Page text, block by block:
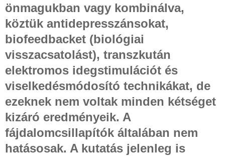
önmagukban vagy kombinálva,
köztük antidepresszánsokat,
biofeedbacket (biológiai
visszacsatolást), transzkután
elektromos idegstimulációt és
viselkedésmódosító technikákat, de
ezeknek nem voltak minden kétséget
kizáró eredményeik. A
fájdalomcsillapítók általában nem
hatásosak. A kutatás jelenleg is